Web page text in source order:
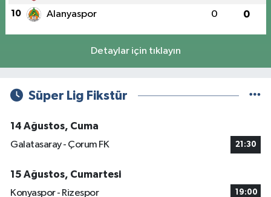
10 Alanyaspor 0 0
Detaylar için tıklayın
Süper Lig Fikstür
14 Ağustos, Cuma
Galatasaray - Çorum FK
21:30
15 Ağustos, Cumartesi
Konyaspor - Rizespor
19:00